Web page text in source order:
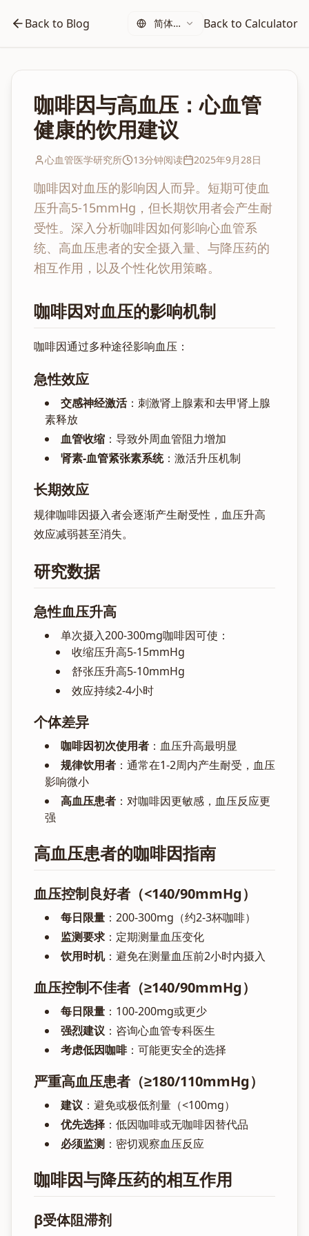
Back to Blog
简体中
Back to Calculator
咖啡因与高血压：心血管
健康的饮用建议
心血管医学研究所 13分钟阅读 2025年9月28日
咖啡因对血压的影响因人而异。短期可使血
压升高5-15mmHg，但长期饮用者会产生耐
受性。深入分析咖啡因如何影响心血管系
统、高血压患者的安全摄入量、与降压药的
相互作用，以及个性化饮用策略。
咖啡因对血压的影响机制
咖啡因通过多种途径影响血压：
急性效应
交感神经激活：刺激肾上腺素和去甲肾上腺
素释放
血管收缩 ：导致外周血管阻力增加
肾素-血管紧张素系统：激活升压机制
长期效应
规律咖啡因摄入者会逐渐产生耐受性，血压升高
效应减弱甚至消失。
研究数据
急性血压升高
单次摄入200-300mg咖啡因可使：
收缩压升高5-15mmHg
舒张压升高5-10mmHg
效应持续2-4小时
个体差异
咖啡因初次使用者 ：血压升高最明显
规律饮用者 ：通常在1-2周内产生耐受，血压
影响微小
高血压患者 ：对咖啡因更敏感，血压反应更
强
高血压患者的咖啡因指南
血压控制良好者（<140/90mmHg）
每日限量 ：200-300mg（约2-3杯咖啡）
监测要求 ：定期测量血压变化
饮用时机：避免在测量血压前2小时内摄入
血压控制不佳者（≥140/90mmHg）
每日限量 ：100-200mg或更少
强烈建议 ：咨询心血管专科医生
考虑低因咖啡：可能更安全的选择
严重高血压患者（≥180/110mmHg）
建议 ：避免或极低剂量（<100mg）
优先选择 ：低因咖啡或无咖啡因替代品
必须监测 ：密切观察血压反应
咖啡因与降压药的相互作用
β受体阻滞剂